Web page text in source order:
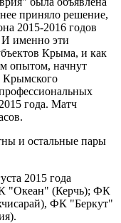
приняло решение,
2015-2016 годов
И именно эти
Крыма, и как
опытом, начнут
Крымского
года. Матч
и остальные пары
2015 года
"Океан" (Керчь); ФК
ФК "Беркут"